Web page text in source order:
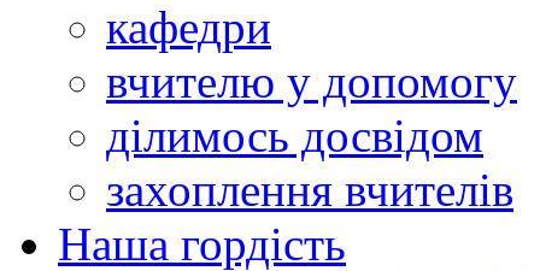
кафедри
вчителю у допомогу
ділимось досвідом
захоплення вчителів
Наша гордість